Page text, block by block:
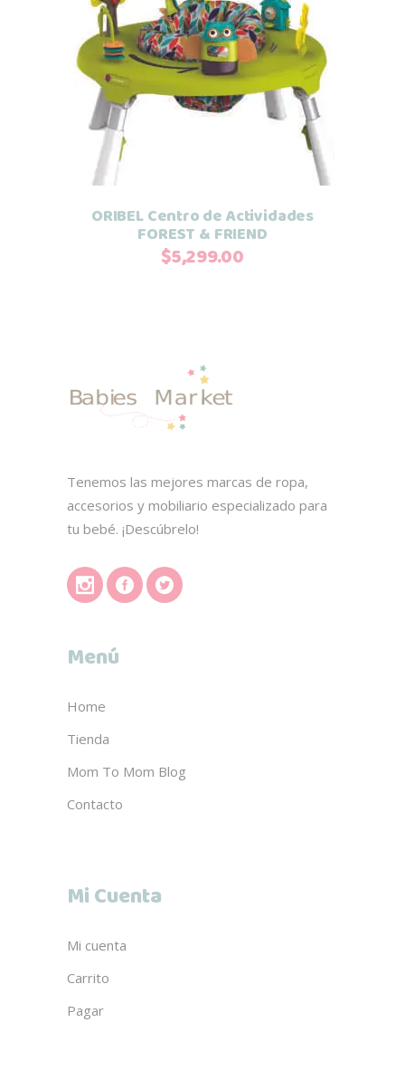
Añadir al carrito
ORIBEL Centro de Actividades
FOREST & FRIEND
$5,299.00
Tenemos las mejores marcas de ropa,
accesorios y mobiliario especializado para
tu bebé. ¡Descúbrelo!
Menú
Home
Tienda
Mom To Mom Blog
Contacto
Mi Cuenta
Mi cuenta
Carrito
Pagar